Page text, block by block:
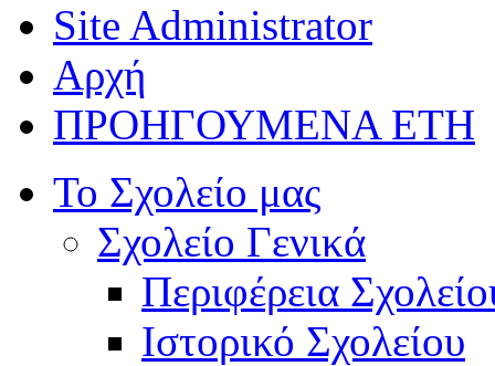
Site Administrator
Αρχή
ΠΡΟΗΓΟΥΜΕΝΑ ΕΤΗ
Το Σχολείο μας
Σχολείο Γενικά
Περιφέρεια
Ιστορικό Σχολείου